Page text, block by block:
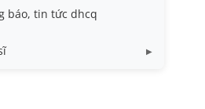
đầu ra và chương trình
tạo dhcq
chế, quy định
trình đào tạo thạc sĩ
chế, quy định ths
báo, tin tức dhcq